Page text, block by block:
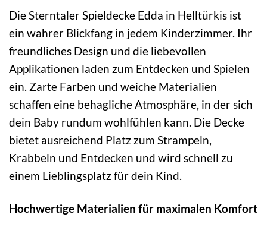
Die Sterntaler Spieldecke Edda in Helltürkis ist
ein wahrer Blickfang in jedem Kinderzimmer. Ihr
freundliches Design und die liebevollen
Applikationen laden zum Entdecken und Spielen
ein. Zarte Farben und weiche Materialien
schaffen eine behagliche Atmosphäre, in der sich
dein Baby rundum wohlfühlen kann. Die Decke
bietet ausreichend Platz zum Strampeln,
Krabbeln und Entdecken und wird schnell zu
einem Lieblingsplatz für dein Kind.
Hochwertige Materialien für maximalen Komfort